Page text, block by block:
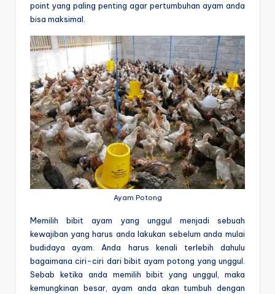
point yang paling penting agar pertumbuhan ayam anda
bisa maksimal.
Ayam Potong
Memilih bibit ayam yang unggul menjadi sebuah
kewajiban yang harus anda lakukan sebelum anda mulai
budidaya ayam. Anda harus kenali terlebih dahulu
bagaimana ciri-ciri dari bibit ayam potong yang unggul.
Sebab ketika anda memilih bibit yang unggul, maka
kemungkinan besar, ayam anda akan tumbuh dengan